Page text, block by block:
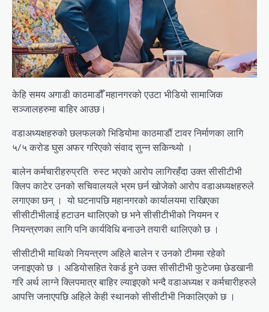
केहि समय अगाडी काठमाडौँ महानगरको एउटा भीडियो सामाजिक
सञ्जालहरुमा बाहिर आउछ।
वडाअध्यक्षहरुको छलफलको भिडियोमा काठमाडौं टावर निर्माणका लागि
५/५ करोड घुस अफर गरिएको संवाद सुन्न सकिन्थ्यो ।
बालेन कर्मचारीहरुप्रति रुस्ट भएको आरोप लागिरहँदा उक्त सीसीटीभी
क्लिप काटेर उनको सचिवालयले भ्रम छर्न खोजेको आरोप वडाअध्यक्षहरुले
लगाएका छन् । यो घटनापछि महानगरको कार्यालयमा राखिएका
सीसीटीभीलाई हटाउन थालिएको छ भने सीसीटीभीको नियमन र
नियन्त्रणका लागि पनि कार्यविधि बनाउने तयारी थालिएको छ ।
सीसीटीभी माथिको नियन्त्रण अहिले बालेन र उनको टीममा रहेको
जनाइएको छ । अडियोसहित रेकर्ड हुने उक्त सीसीटीभी फुटेजमा छेडखानी
गरि अर्थ लाग्ने क्लिपमात्र बाहिर ल्याइएको भन्दै वडाअध्यक्ष र कर्मचारीहरुले
आपत्ति जनाएपछि अहिले केही स्थानको सीसीटीभी निकालिएको छ ।